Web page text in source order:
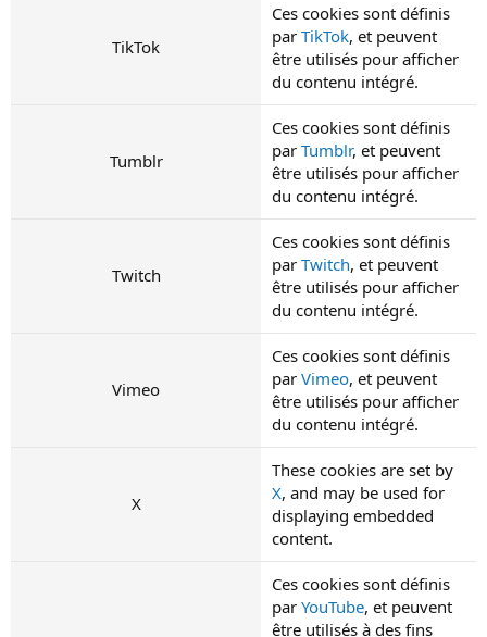
TikTok
Ces cookies sont définis
par TikTok, et peuvent
être utilisés pour afficher
du contenu intégré.
Tumblr
Ces cookies sont définis
par Tumblr, et peuvent
être utilisés pour afficher
du contenu intégré.
Twitch
Ces cookies sont définis
par Twitch, et peuvent
être utilisés pour afficher
du contenu intégré.
Vimeo
Ces cookies sont définis
par Vimeo, et peuvent
être utilisés pour afficher
du contenu intégré.
X
These cookies are set by
X, and may be used for
displaying embedded
content.
Ces cookies sont définis
par YouTube, et peuvent
être utilisés à des fins